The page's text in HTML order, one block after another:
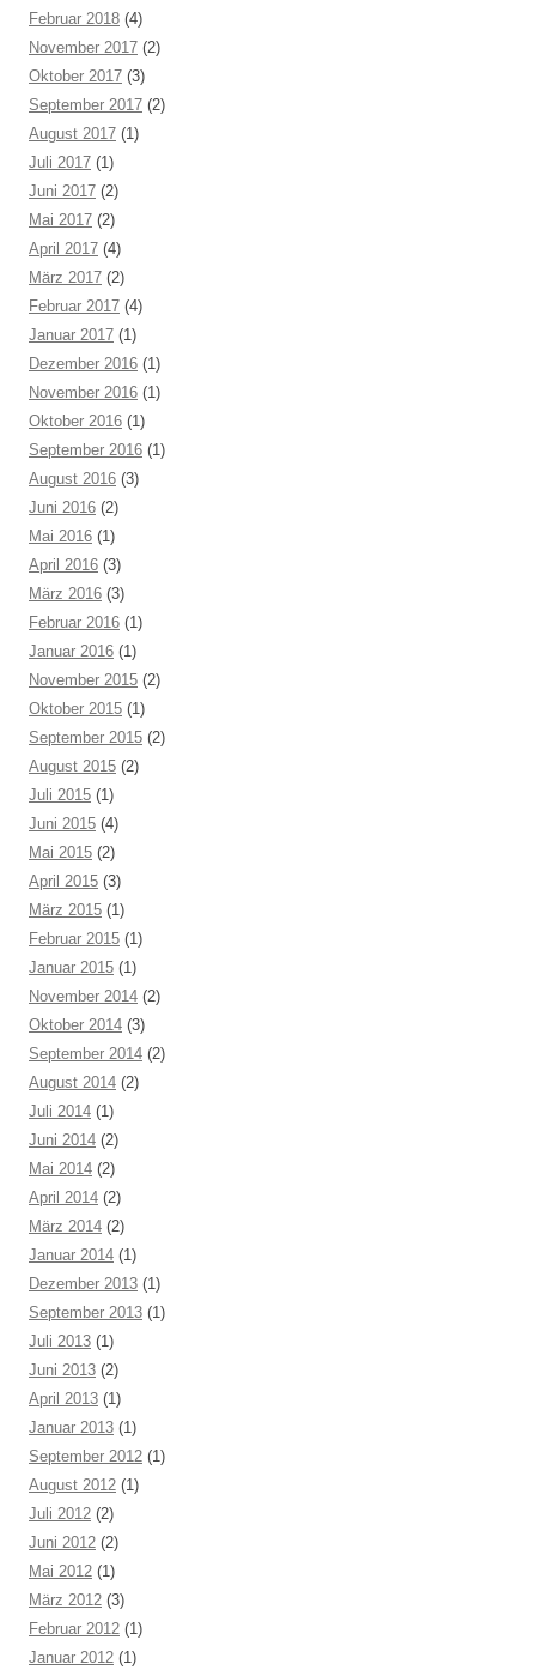
Februar 2018 (4)
November 2017 (2)
Oktober 2017 (3)
September 2017 (2)
August 2017 (1)
Juli 2017 (1)
Juni 2017 (2)
Mai 2017 (2)
April 2017 (4)
März 2017 (2)
Februar 2017 (4)
Januar 2017 (1)
Dezember 2016 (1)
November 2016 (1)
Oktober 2016 (1)
September 2016 (1)
August 2016 (3)
Juni 2016 (2)
Mai 2016 (1)
April 2016 (3)
März 2016 (3)
Februar 2016 (1)
Januar 2016 (1)
November 2015 (2)
Oktober 2015 (1)
September 2015 (2)
August 2015 (2)
Juli 2015 (1)
Juni 2015 (4)
Mai 2015 (2)
April 2015 (3)
März 2015 (1)
Februar 2015 (1)
Januar 2015 (1)
November 2014 (2)
Oktober 2014 (3)
September 2014 (2)
August 2014 (2)
Juli 2014 (1)
Juni 2014 (2)
Mai 2014 (2)
April 2014 (2)
März 2014 (2)
Januar 2014 (1)
Dezember 2013 (1)
September 2013 (1)
Juli 2013 (1)
Juni 2013 (2)
April 2013 (1)
Januar 2013 (1)
September 2012 (1)
August 2012 (1)
Juli 2012 (2)
Juni 2012 (2)
Mai 2012 (1)
März 2012 (3)
Februar 2012 (1)
Januar 2012 (1)